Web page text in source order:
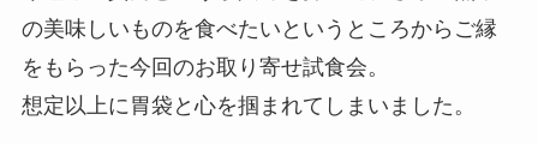
の美味しいものを食べたいというところからご縁
をもらった今回のお取り寄せ試食会。
想定以上に胃袋と心を掴まれてしまいました。